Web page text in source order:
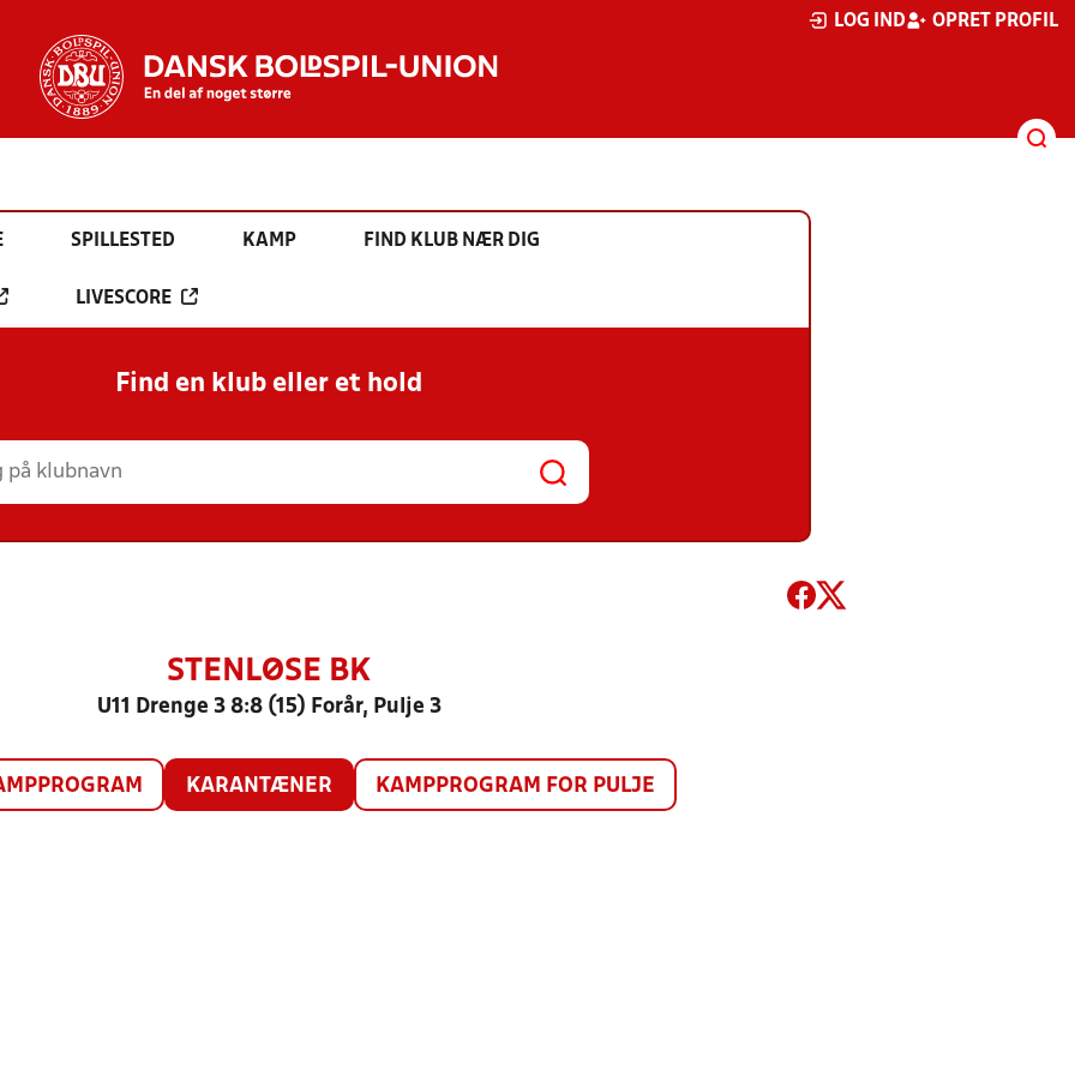
LOG IND OPRET PROFIL
SPILLESTED KAMP FIND KLUB NÆR DIG
LIVESCORE
Find en klub eller et hold
STENLØSE BK
U11 Drenge 3 8:8 (15) Forår, Pulje 3
KARANTÆNER KAMPPROGRAM FOR PULJE